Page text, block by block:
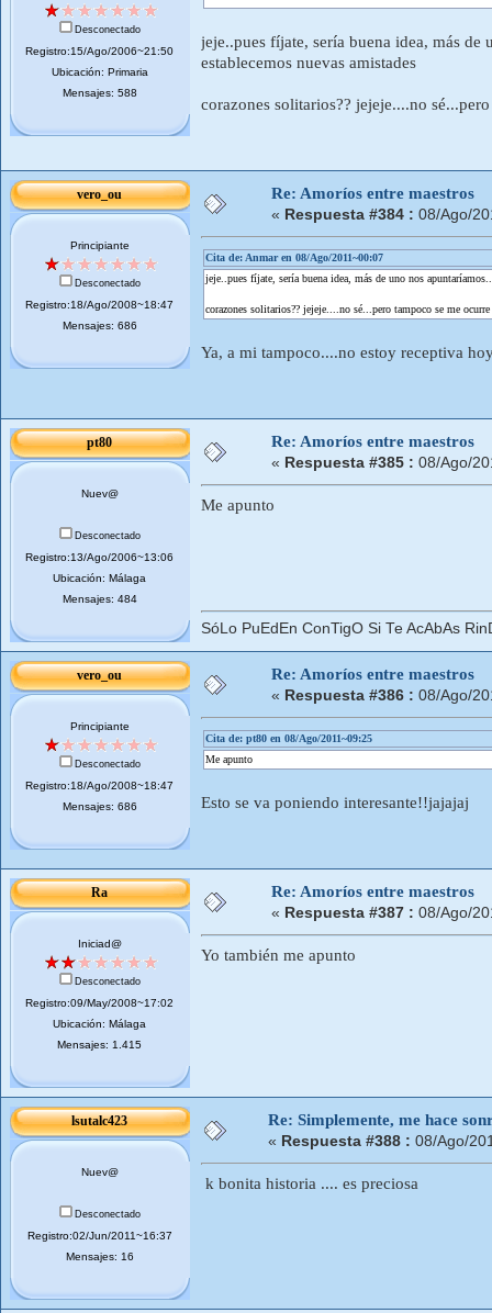
Desconectado
Registro:15/Ago/2006~21:50
Ubicación: Primaria
Mensajes: 588
jeje..pues fíjate, sería buena idea, más de
establecemos nuevas amistades
corazones solitarios?? jejeje....no
vero_ou
Principiante
Desconectado
Registro:18/Ago/2008~18:47
Mensajes: 686
Re: Amoríos entre maestros
« Respuesta #384 : 08/Ago/
Cita de: Anmar en 08/Ago/2011~00:07
jeje..pues fíjate, sería buena idea, más de uno nos
corazones solitarios?? jejeje....no sé...pero tampoco se me
Ya, a mi tampoco....no estoy receptiva
pt80
Nuev@
Desconectado
Registro:13/Ago/2006~13:06
Ubicación: Málaga
Mensajes: 484
Re: Amoríos entre maestros
« Respuesta #385 : 08/Ago/
Me apunto
SóLo PuEdEn ConTigO Si Te AcAbAs
vero_ou
Principiante
Desconectado
Registro:18/Ago/2008~18:47
Mensajes: 686
Re: Amoríos entre maestros
« Respuesta #386 : 08/Ago/
Cita de: pt80 en 08/Ago/2011~09:25
Me apunto
Esto se va poniendo interesante!!jajajaj
Ra
Iniciad@
Desconectado
Registro:09/May/2008~17:02
Ubicación: Málaga
Mensajes: 1.415
Re: Amoríos entre maestros
« Respuesta #387 : 08/Ago/
Yo también me apunto
lsutalc423
Nuev@
Desconectado
Registro:02/Jun/2011~16:37
Mensajes: 16
Re: Simplemente, me hace
« Respuesta #388 : 08/Ago/
k bonita historia .... es preciosa